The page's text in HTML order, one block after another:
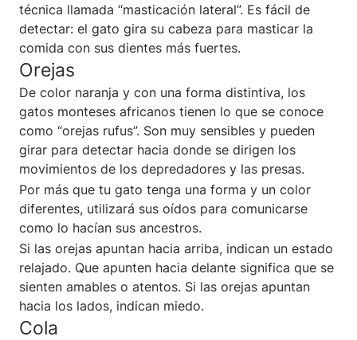
técnica llamada “masticación lateral”. Es fácil de
detectar: el gato gira su cabeza para masticar la
comida con sus dientes más fuertes.
Orejas
De color naranja y con una forma distintiva, los
gatos monteses africanos tienen lo que se conoce
como “orejas rufus”. Son muy sensibles y pueden
girar para detectar hacia donde se dirigen los
movimientos de los depredadores y las presas.
Por más que tu gato tenga una forma y un color
diferentes, utilizará sus oídos para comunicarse
como lo hacían sus ancestros.
Si las orejas apuntan hacia arriba, indican un estado
relajado. Que apunten hacia delante significa que se
sienten amables o atentos. Si las orejas apuntan
hacia los lados, indican miedo.
Cola